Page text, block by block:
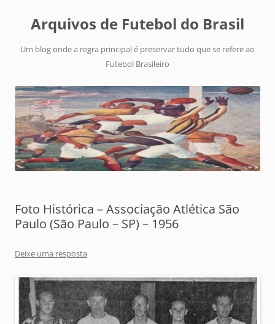
Arquivos de Futebol do Brasil
Um blog onde a regra principal é preservar tudo que se refere ao
Futebol Brasileiro
Foto Histórica – Associação Atlética São
Paulo (São Paulo – SP) – 1956
Deixe uma resposta